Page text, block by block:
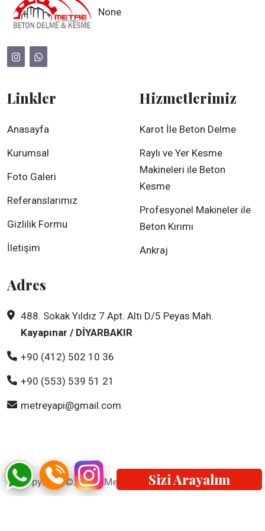
Sizi Arayalım
adlandırdığımız makineyi
icat etmişlerdir.Hiçbir
şekilde darbe vermeden,
Demir donatılı ve
90º lık açılarla , Q20 çap
derinliğe kadar delim
yapılabilmektedir. Sonuç
denince, akla ilk gelen
sözlük anlamı beton
makineleri ve
uygulamaları akla
None
Linkler
Anasayfa
Kurumsal
Foto Galeri
Referanslarımız
Gizlilik Formu
İletişim
Hizmetlerimiz
Karot İle Beton Delme
Raylı ve Yer Kesme
Makineleri ile Beton
Kesme
Profesyonel Makineler ile
Beton Kırımı
Ankraj
Adres
488. Sokak Yıldız 7 Apt. Altı D/5 Peyas Mah.
Kayapınar / DİYARBAKIR
+90 (412) 502 10 36
+90 (553) 539 51 21
metreyapi@gmail.com
Copyright ©2025 | Metre Karot tüm hakları saklıdır.